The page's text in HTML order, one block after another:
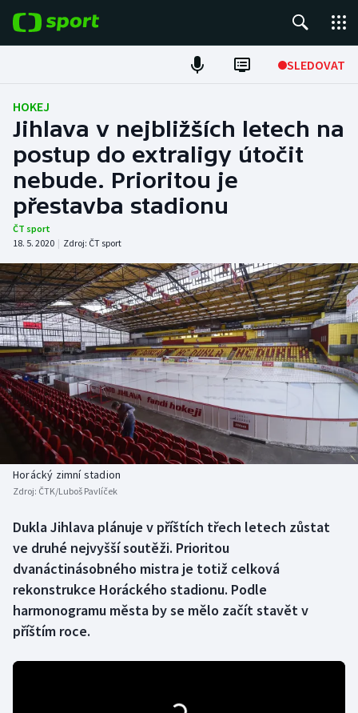
SLEDOVAT
Fotbal
Hokej
Tenis
Atletika
DALŠÍ SPORTY
Americký fotbal
Baseball a softbal
Basketbal
Biatlon
Boby a skeleton
Box
Curling
Florbal
NEPŘEHLÉDNĚTE
Soutěže
Historické návraty
Aplikace ČT sport
AZ kvíz
HOKEJ
Jihlava v nejbližších letech na
postup do extraligy útočit
nebude. Prioritou je
přestavba stadionu
ČT sport
18. 5. 2020 | Zdroj: ČT sport
Horácký zimní stadion
Zdroj: ČTK/Luboš Pavlíček
Dukla Jihlava plánuje v příštích třech letech zůstat
ve druhé nejvyšší soutěži. Prioritou
dvanáctinásobného mistra je totiž celková
rekonstrukce Horáckého stadionu. Podle
harmonogramu města by se mělo začít stavět v
příštím roce.